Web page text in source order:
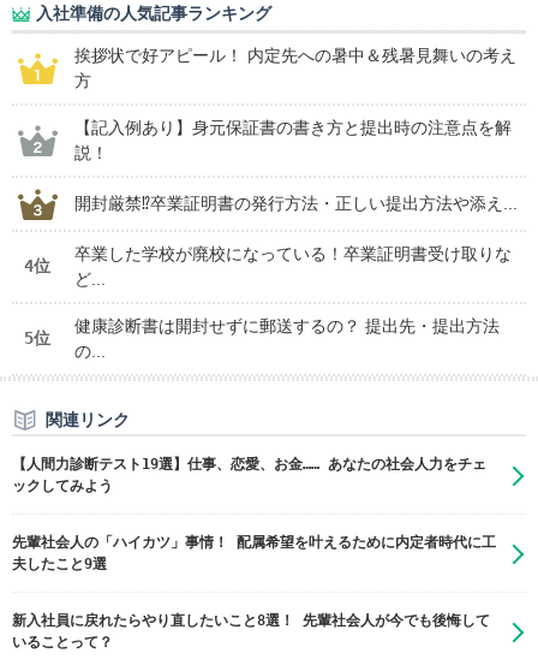
入社準備の人気記事ランキング
挨拶状で好アピール！ 内定先への暑中＆残暑見舞いの考え
方
【記入例あり】身元保証書の書き方と提出時の注意点を解
説！
開封厳禁⁉卒業証明書の発行方法・正しい提出方法や添え...
4位
卒業した学校が廃校になっている！卒業証明書受け取りな
ど...
5位
健康診断書は開封せずに郵送するの？ 提出先・提出方法
の...
関連リンク
【人間力診断テスト19選】仕事、恋愛、お金…… あなたの社会人力をチェ
ックしてみよう
先輩社会人の「ハイカツ」事情！ 配属希望を叶えるために内定者時代に工
夫したこと9選
新入社員に戻れたらやり直したいこと8選！ 先輩社会人が今でも後悔して
いることって？